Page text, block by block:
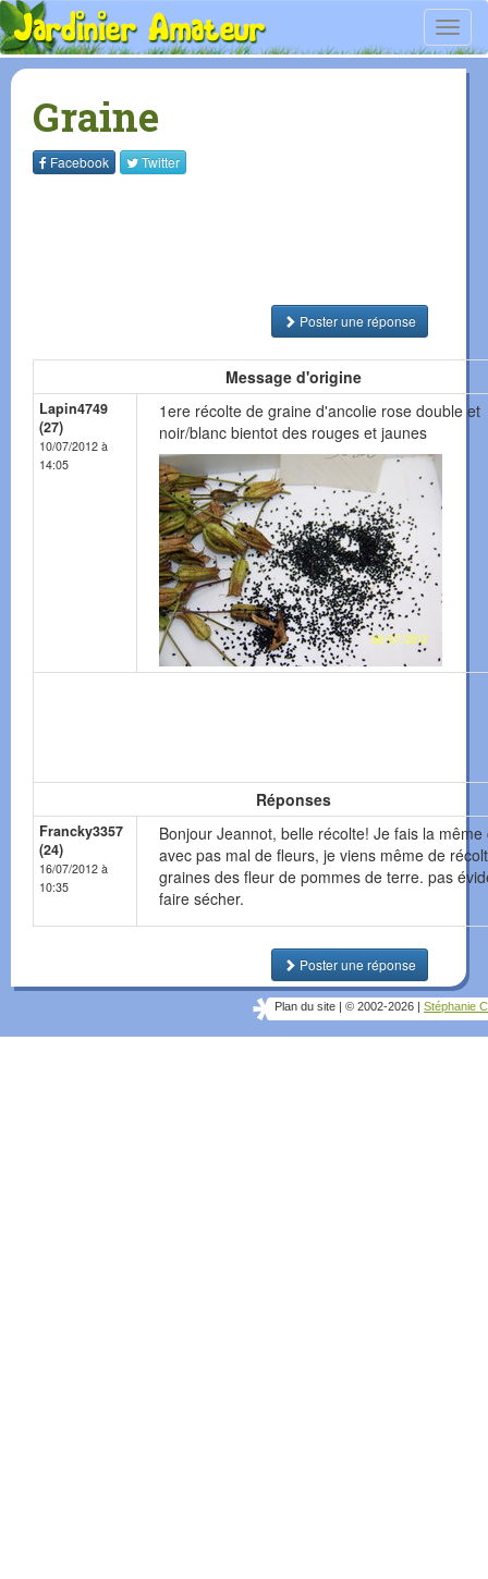
Graine
Facebook Twitter
Poster une réponse
Message d'origine
Lapin4749
(27)
10/07/2012 à
14:05
1ere récolte de graine d'ancolie rose double et
noir/blanc bientot des rouges et jaunes
Réponses
Francky3357
(24)
16/07/2012 à
10:35
Bonjour Jeannot, belle récolte! Je fais la même
avec pas mal de fleurs, je viens même de
graines des fleur de pommes de terre. pas
faire sécher.
Poster une réponse
Plan du site © 2002-2026 Stéphanie C